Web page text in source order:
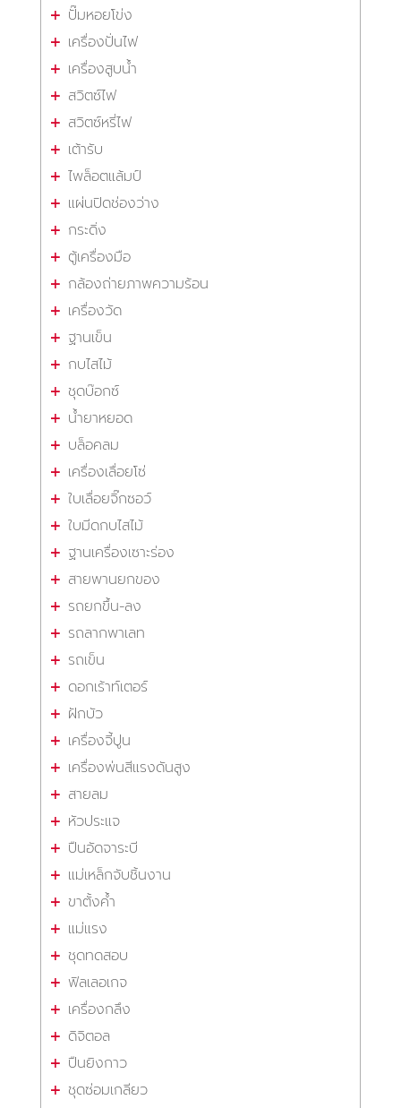
ปั๊มหอยโข่ง
เครื่องปั่นไฟ
เครื่องสูบน้ำ
สวิตซ์ไฟ
สวิตซ์หรี่ไฟ
เต้ารับ
ไพล็อตแล้มป์
แผ่นปิดช่องว่าง
กระดิ่ง
ตู้เครื่องมือ
กล้องถ่ายภาพความร้อน
เครื่องวัด
ฐานเข็น
กบไสไม้
ชุดบ๊อกซ์
น้ำยาหยอด
บล็อคลม
เครื่องเลื่อยโซ่
ใบเลื่อยจิ๊กซอว์
ใบมีดกบไสไม้
ฐานเครื่องเซาะร่อง
สายพานยกของ
รถยกขึ้น-ลง
รถลากพาเลท
รถเข็น
ดอกเร้าท์เตอร์
ฝักบัว
เครื่องจี้ปูน
เครื่องพ่นสีแรงดันสูง
สายลม
หัวประแจ
ปืนอัดจาระบี
แม่เหล็กจับชิ้นงาน
ขาตั้งค้ำ
แม่แรง
ชุดทดสอบ
ฟิลเลอเกจ
เครื่องกลึง
ดิจิตอล
ปืนยิงกาว
ชุดซ่อมเกลียว